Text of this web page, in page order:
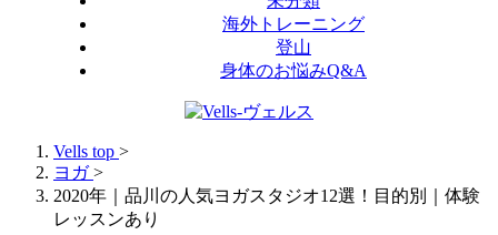
海外トレーニング
登山
身体のお悩みQ&A
Vells top >
ヨガ >
2020年｜品川の人気ヨガスタジオ12選！目的別｜体験
レッスンあり